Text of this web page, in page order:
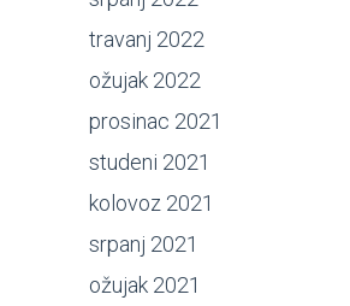
travanj 2022
ožujak 2022
prosinac 2021
studeni 2021
kolovoz 2021
srpanj 2021
ožujak 2021